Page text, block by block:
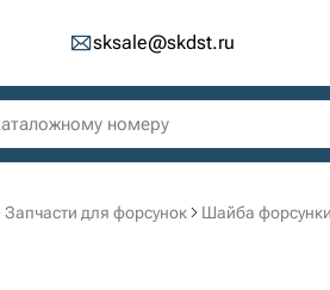
sksale@skdst.ru
Запчасти для форсунок Шайба